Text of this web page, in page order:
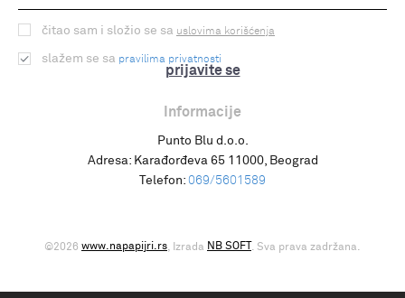
prijavite se
čitao sam i složio se sa uslovima korišćenja
slažem se sa pravilima privatnosti
Informacije
Punto Blu d.o.o.
Adresa: Karađorđeva 65 11000, Beograd
Telefon: 069/5601589
©2026 www.napapijri.rs , Izrada NB SOFT . Sva prava zadržana.